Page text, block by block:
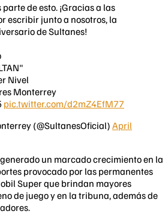
de esto. ¡Gracias a las
escribir junto a nosotros, la
de Sultanes!
Nivel
Monterrey
pic.twitter.com/d2mZ4EfM77
(@SultanesOficial) April
un marcado crecimiento en la
provocado por las permanentes
Super que brindan mayores
de juego y en la tribuna, además de